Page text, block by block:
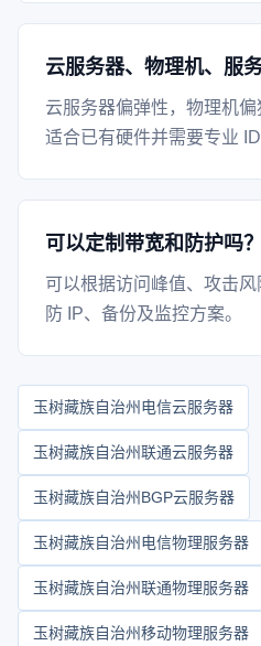
云服务器、物理机、服
云服务器偏弹性，物理机
适合已有硬件并需要专业
可以定制带宽和防护吗？
可以根据访问峰值、攻击
防 IP、备份及监控方案。
玉树藏族自治州电信云服务器
玉树藏族自治州联通云服务器
玉树藏族自治州BGP云服务器
玉树藏族自治州电信物理服务器
玉树藏族自治州联通物理服务器
玉树藏族自治州移动物理服务器